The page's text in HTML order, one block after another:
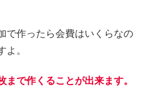
で作ったら会費はいくらなの
よ。
まで作くることが出来ます。